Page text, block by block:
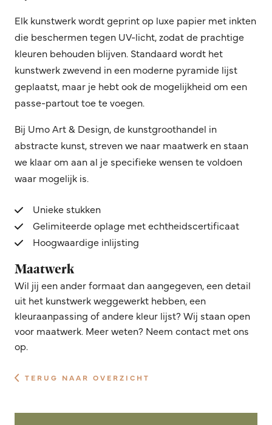
Elk kunstwerk wordt geprint op luxe papier met inkten
die beschermen tegen UV-licht, zodat de prachtige
kleuren behouden blijven. Standaard wordt het
kunstwerk zwevend in een moderne pyramide lijst
geplaatst, maar je hebt ook de mogelijkheid om een
passe-partout toe te voegen.
Bij Umo Art & Design, de kunstgroothandel in
abstracte kunst, streven we naar maatwerk en staan
we klaar om aan al je specifieke wensen te voldoen
waar mogelijk is.
Unieke stukken
Gelimiteerde oplage met echtheidscertificaat
Hoogwaardige inlijsting
Maatwerk
Wil jij een ander formaat dan aangegeven, een detail
uit het kunstwerk weggewerkt hebben, een
kleuraanpassing of andere kleur lijst? Wij staan open
voor maatwerk. Meer weten? Neem contact met ons
op.
TERUG NAAR OVERZICHT